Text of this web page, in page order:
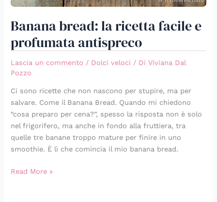
Banana bread: la ricetta facile e
profumata antispreco
Lascia un commento / Dolci veloci / DiViviana Dal
Pozzo
Ci sono ricette che non nascono per stupire, ma per
salvare. Come il Banana Bread. Quando mi chiedono
“cosa preparo per cena?”, spesso la risposta non è solo
nel frigorifero, ma anche in fondo alla fruttiera, tra
quelle tre banane troppo mature per finire in uno
smoothie. È lì che comincia il mio banana bread.
Read More »